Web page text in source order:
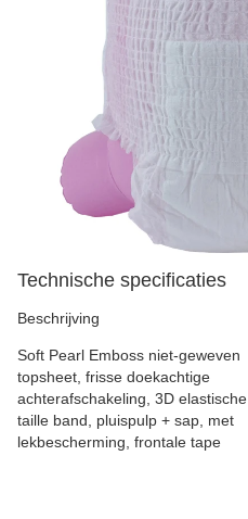
Technische specificaties
Beschrijving
Soft Pearl Emboss niet-geweven
topsheet, frisse doekachtige
achterafschakeling, 3D elastische
taille band, pluispulp + sap, met
lekbescherming, frontale tape